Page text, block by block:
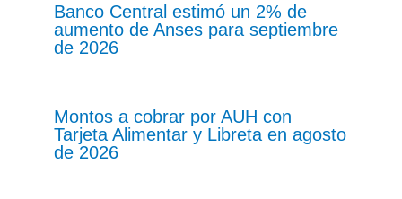
Banco Central estimó un 2% de
aumento de Anses para septiembre
de 2026
Montos a cobrar por AUH con
Tarjeta Alimentar y Libreta en agosto
de 2026